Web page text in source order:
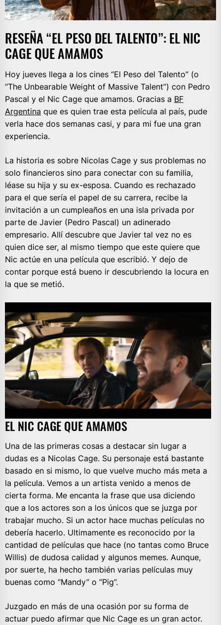
RESEÑA “EL PESO DEL TALENTO”: EL NIC
CAGE QUE AMAMOS
Hoy jueves llega a los cines “El Peso del Talento” (o
“The Unbearable Weight of Massive Talent”) con Pedro
Pascal y el Nic Cage que amamos. Gracias a BF
Argentina que es quien trae esta película al país, pude
verla hace dos semanas casi, y para mi fue una gran
experiencia.
La historia es sobre Nicolas Cage y sus problemas no
solo financieros sino para conectar con su familia,
léase su hija y su ex-esposa. Cuando es rechazado
para el que sería el papel de su carrera, recibe la
invitación a un cumpleaños en una isla privada por
parte de Javier (Pedro Pascal) un adinerado
empresario. Allí descubre que Javier tal vez no es
quien dice ser, al mismo tiempo que este quiere que
Nic actúe en una película que escribió. Y dejo de
contar porque está bueno ir descubriendo la locura en
la que se metió.
EL NIC CAGE QUE AMAMOS
Una de las primeras cosas a destacar sin lugar a
dudas es a Nicolas Cage. Su personaje está bastante
basado en si mismo, lo que vuelve mucho más meta a
la película. Vemos a un artista venido a menos de
cierta forma. Me encanta la frase que usa diciendo
que a los actores son a los únicos que se juzga por
trabajar mucho. Si un actor hace muchas películas no
debería hacerlo. Ultimamente es reconocido por la
cantidad de películas que hace (no tantas como Bruce
Willis) de dudosa calidad y algunos memes. Aunque,
por suerte, ha hecho también varias películas muy
buenas como “Mandy” o “Pig”.
Juzgado en más de una ocasión por su forma de
actuar puedo afirmar que Nic Cage es un gran actor.